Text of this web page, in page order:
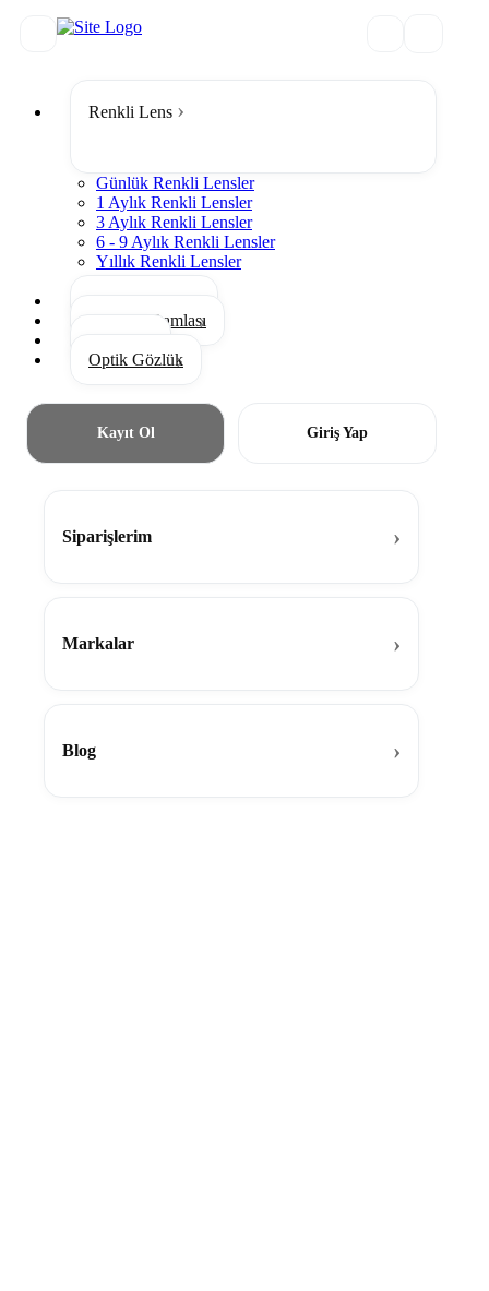
Renkli Lens
Günlük Renkli Lensler
1 Aylık Renkli Lensler
3 Aylık Renkli Lensler
6 - 9 Aylık Renkli Lensler
Yıllık Renkli Lensler
Gözyaşı Damlası
Optik Gözlük
Kayıt Ol Giriş Yap
Siparişlerim
Markalar
Blog